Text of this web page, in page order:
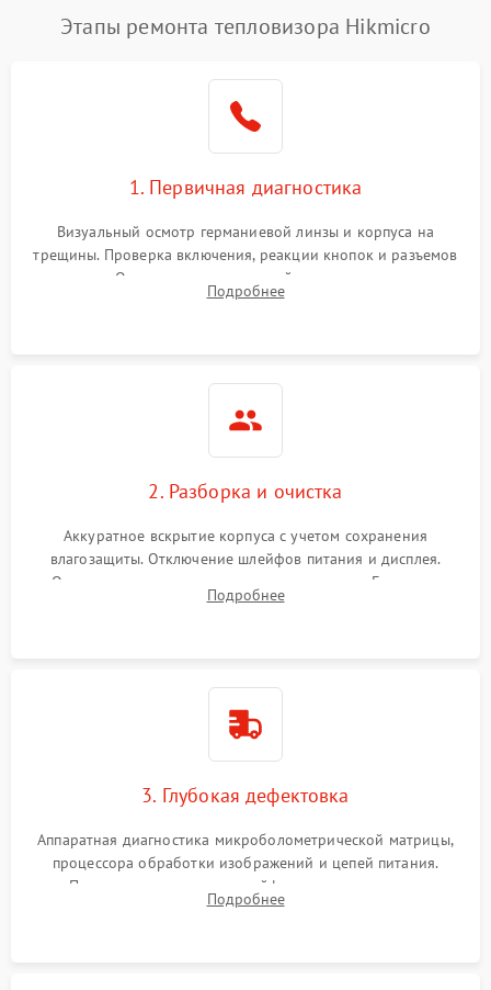
Этапы ремонта тепловизора Hikmicro
1. Первичная диагностика
Визуальный осмотр германиевой линзы и корпуса на
трещины. Проверка включения, реакции кнопок и разъемов
зарядки. Оценка вывода тепловой сигнатуры на экран,
проверка базовых функций и считывание системных
Подробнее
2. Разборка и очистка
Аккуратное вскрытие корпуса с учетом сохранения
влагозащиты. Отключение шлейфов питания и дисплея.
Очистка внутренних плат от окислов и пыли. Бережная
обработка германиевого объектива специализированными
Подробнее
3. Глубокая дефектовка
Аппаратная диагностика микроболометрической матрицы,
процессора обработки изображений и цепей питания.
Проверка целостности шлейфов, модуля памяти и
интерфейсов связи. Выявление сгоревших SMD-компонентов
Подробнее